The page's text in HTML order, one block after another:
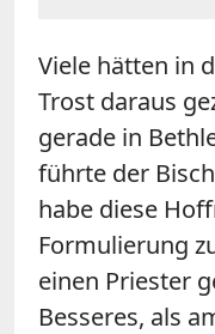
Viele hätten in
Trost daraus
gerade in
führte der
habe diese
Formulierung
einen Priester
Besseres, als